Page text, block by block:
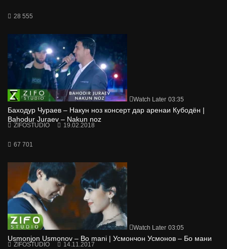
28 555
Watch Later 03:35
Баходур Чураев – Накун ноз консерт дар аренаи Кубодён |
Bahodur Juraev – Nakun noz
ZIFOSTUDIO 19.02.2018
67 701
Watch Later 03:05
Usmonjon Usmonov – Bo mani | Усмончон Усмонов – Бо мани
ZIFOSTUDIO 14.11.2017